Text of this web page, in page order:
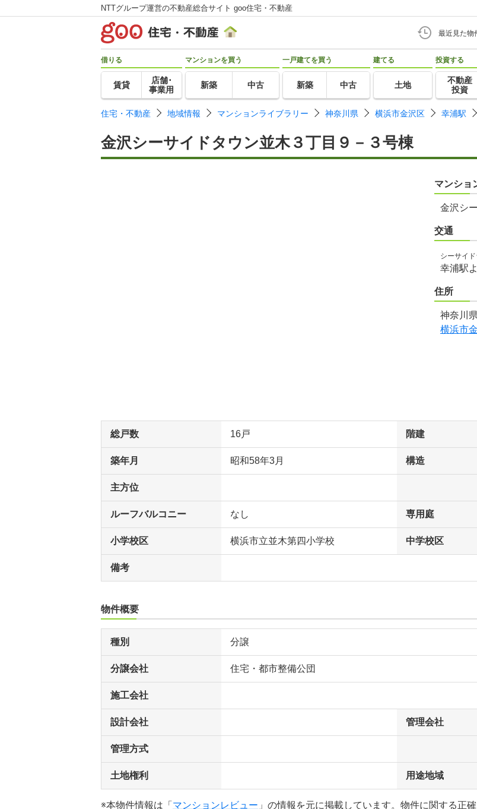
NTTグループ運営の不動産総合サイト goo住宅・不動産
最近見た物
借りる
賃貸
店舗･
事業用
マンションを買う
新築 中古
一戸建てを買う
新築 中古
建てる
土地
投資する
不動産
投資
住宅・不動産 地域情報 マンションライブラリー 神奈川県 横浜市金沢区 幸浦駅
金沢シーサイドタウン並木３丁目９－３号棟
マンショ
金沢シ
交通
シーサイ
幸浦駅
住所
神奈川
横浜市
総戸数 16戸 階建
築年月 昭和58年3月 構造
主方位
ルーフバルコニー なし 専用庭
小学校区 横浜市立並木第四小学校 中学校区
備考
物件概要
種別 分譲
分譲会社 住宅・都市整備公団
施工会社
設計会社 管理会社
管理方式
土地権利 用途地域
※本物件情報は「 マンションレビュー 」の情報を元に掲載しています。物件に関する正